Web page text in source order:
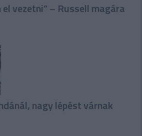
vezetni” – Russell magára
nagy lépést várnak